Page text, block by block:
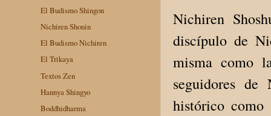
Nichiren
discípulo de
misma como
seguidores
histórico como
El Budismo Shingon
Nichiren Shonin
El Budismo Nichiren
El Trikaya
Textos Zen
Hannya Shingyo
Boddhidharma